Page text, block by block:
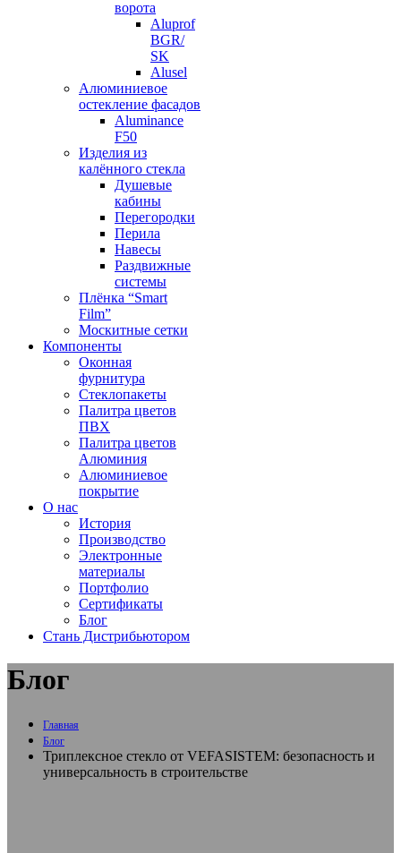
ворота
Aluprof
BGR/
SK
Alusel
Алюминиевое
остекление фасадов
Aluminance
F50
Изделия из
калённого стекла
Душевые
кабины
Перегородки
Перила
Навесы
Раздвижные
системы
Плёнка “Smart
Film”
Москитные сетки
Компоненты
Оконная
фурнитура
Стеклопакеты
Палитра цветов
ПВХ
Палитра цветов
Алюминия
Алюминиевое
покрытие
О нас
История
Производство
Электронные
материалы
Портфолио
Сертификаты
Блог
Стань Дистрибьютором
Блог
Главная
Блог
Триплексное стекло от VEFASISTEM: безопасность и
универсальность в строительстве